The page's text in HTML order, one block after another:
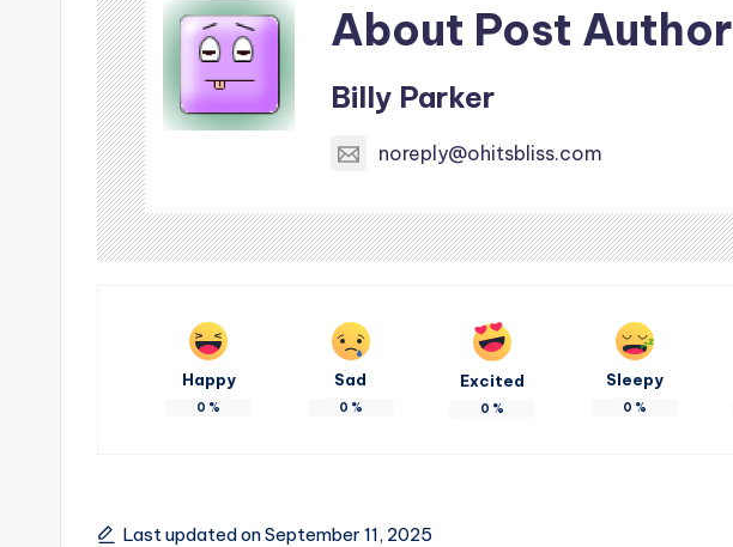
About Post Author
Billy Parker
noreply@ohitsbliss.com
Happy
0 %
Sad
0 %
Excited
0 %
Sleepy
0 %
Last updated on September 11, 2025